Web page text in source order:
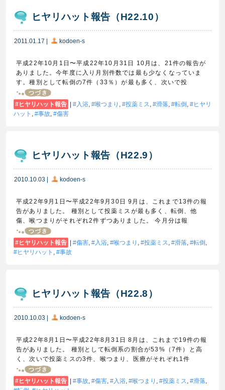
ヒヤリハット報告（H22.10）
2011.01.17 | kodoen-s
平成22年10月1日〜平成22年10月31日 10月は、21件の報告が
ありました。今年度に入り月別件数では最も少なくなっていま
す。種別として転倒の7件（33％）が最も多く、次いで投
ヒヤリハット報告 | 入浴 喉つまり 投薬ミス 滑落 転倒
ヒヤリ
ハット
事故 傷害
ヒヤリハット報告（H22.9）
2010.10.03 | kodoen-s
平成22年9月1日〜平成22年9月30日 9月は、これまで13件の報
告がありました。 種別として投薬ミスが最も多く、転倒、他
傷、喉つまりがそれぞれ2件ずつありました。 今月分は報
ヒヤリハット報告 | 傷害 入浴 喉つまり 投薬ミス 滑落 転倒
ヒヤリハット
事故
ヒヤリハット報告（H22.8）
2010.10.03 kodoen-s
平成22年8月1日〜平成22年8月31日 8月は、これまで19件の報
告がありました。 種別として転倒系の割合が53%（7件）と高
く、次いで投薬ミスの3件、喉つまり、医療がそれぞれ1件
ヒヤリハット報告 事故, 傷害, 入浴, 喉つまり , 投薬ミス, 滑落,